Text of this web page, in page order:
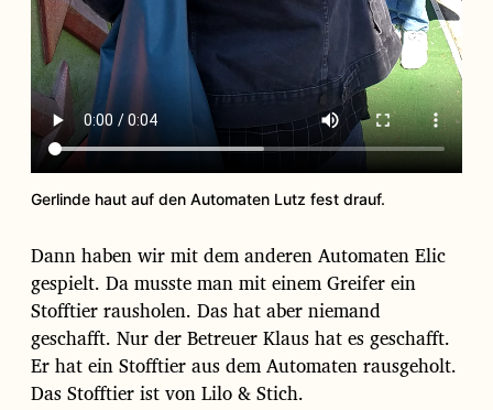
Gerlinde haut auf den Automaten Lutz fest drauf.
Dann haben wir mit dem anderen Automaten Elic
gespielt. Da musste man mit einem Greifer ein
Stofftier rausholen. Das hat aber niemand
geschafft. Nur der Betreuer Klaus hat es geschafft.
Er hat ein Stofftier aus dem Automaten rausgeholt.
Das Stofftier ist von Lilo & Stich.